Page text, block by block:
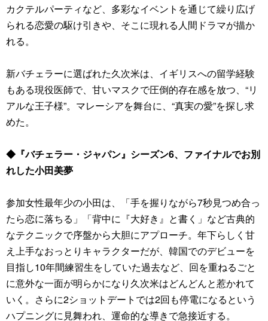
カクテルパーティなど、多彩なイベントを通じて繰り広げ
られる恋愛の駆け引きや、そこに現れる人間ドラマが描か
れる。
新バチェラーに選ばれた久次米は、イギリスへの留学経験
もある現役医師で、甘いマスクで圧倒的存在感を放つ、“リ
アルな王子様”。マレーシアを舞台に、“真実の愛”を探し求
めた。
◆『バチェラー・ジャパン』シーズン6、ファイナルでお別
れした小田美夢
参加女性最年少の小田は、「手を握りながら7秒見つめ合っ
たら恋に落ちる」「背中に『大好き』と書く」など古典的
なテクニックで序盤から大胆にアプローチ。年下らしく甘
え上手なおっとりキャラクターだが、韓国でのデビューを
目指し10年間練習生をしていた過去など、回を重ねるごと
に意外な一面が明らかになり久次米はどんどんと惹かれて
いく。さらに2ショットデートでは2回も停電になるという
ハプニングに見舞われ、運命的な導きで急接近する。